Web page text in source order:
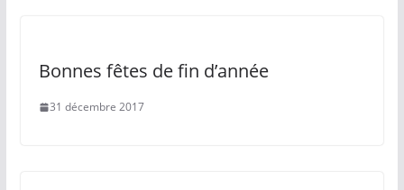
Bonnes fêtes de fin d’année
31 décembre 2017